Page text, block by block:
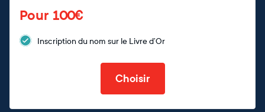
Pour 100€
Inscription du nom sur le Livre d’Or
Choisir